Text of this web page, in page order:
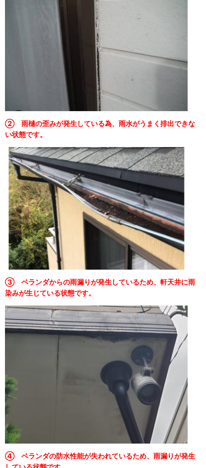
② 雨樋の歪みが発生している為、雨水がうまく排出できな
い状態です。
③ ベランダからの雨漏りが発生しているため、軒天井に雨
染みが生じている状態です。
④ ベランダの防水性能が失われているため、雨漏りが発生